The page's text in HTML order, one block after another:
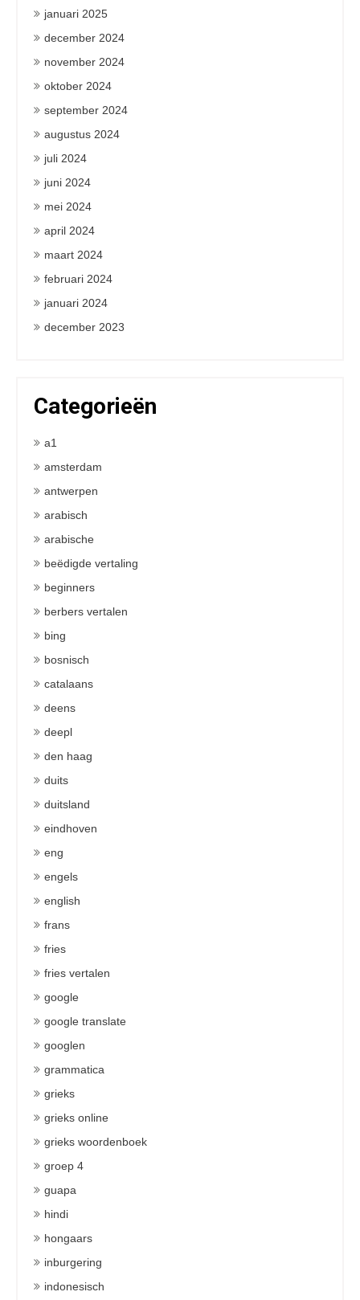
januari 2025
december 2024
november 2024
oktober 2024
september 2024
augustus 2024
juli 2024
juni 2024
mei 2024
april 2024
maart 2024
februari 2024
januari 2024
december 2023
Categorieën
a1
amsterdam
antwerpen
arabisch
arabische
beëdigde vertaling
beginners
berbers vertalen
bing
bosnisch
catalaans
deens
deepl
den haag
duits
duitsland
eindhoven
eng
engels
english
frans
fries
fries vertalen
google
google translate
googlen
grammatica
grieks
grieks online
grieks woordenboek
groep 4
guapa
hindi
hongaars
inburgering
indonesisch